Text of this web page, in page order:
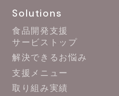
Solutions
食品開発支援
サービストップ
解決できるお悩み
支援メニュー
取り組み実績